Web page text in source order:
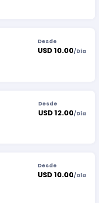
Desde
USD 10.00/Día
Desde
USD 12.00/Día
Desde
USD 10.00/Día